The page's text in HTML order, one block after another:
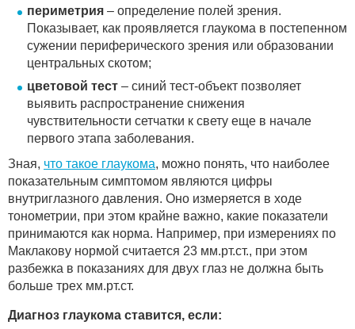
периметрия – определение полей зрения.
Показывает, как проявляется глаукома в постепенном
сужении периферического зрения или образовании
центральных скотом;
цветовой тест – синий тест-объект позволяет
выявить распространение снижения
чувствительности сетчатки к свету еще в начале
первого этапа заболевания.
Зная, что такое глаукома, можно понять, что наиболее
показательным симптомом являются цифры
внутриглазного давления. Оно измеряется в ходе
тонометрии, при этом крайне важно, какие показатели
принимаются как норма. Например, при измерениях по
Маклакову нормой считается 23 мм.рт.ст., при этом
разбежка в показаниях для двух глаз не должна быть
больше трех мм.рт.ст.
Диагноз глаукома ставится, если: